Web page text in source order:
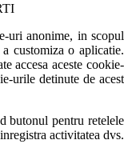
uri anonime, in scopul
customiza o aplicatie.
accesa aceste cookie-
urile detinute de acest
butonul pentru retelele
activitatea dvs.